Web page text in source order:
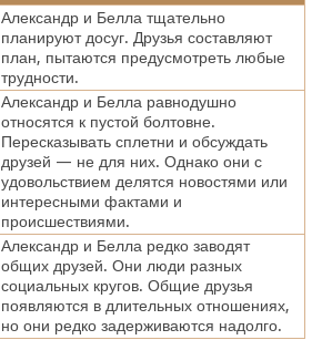
Александр и Белла тщательно
планируют досуг. Друзья составляют
план, пытаются предусмотреть любые
трудности.
Александр и Белла равнодушно
относятся к пустой болтовне.
Пересказывать сплетни и обсуждать
друзей — не для них. Однако они с
удовольствием делятся новостями или
интересными фактами и
происшествиями.
Александр и Белла редко заводят
общих друзей. Они люди разных
социальных кругов. Общие друзья
появляются в длительных отношениях,
но они редко задерживаются надолго.